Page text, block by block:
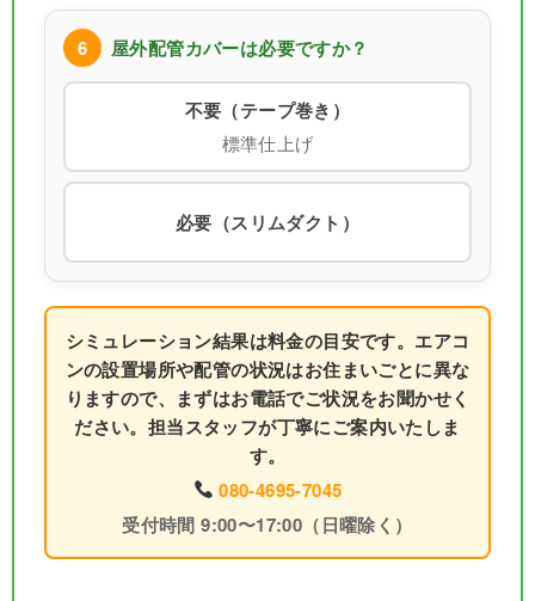
6 屋外配管カバーは必要ですか？
不要（テープ巻き）
標準仕上げ
必要（スリムダクト）
シミュレーション結果は料金の目安です。エアコ
ンの設置場所や配管の状況はお住まいごとに異な
りますので、まずはお電話でご状況をお聞かせく
ださい。担当スタッフが丁寧にご案内いたしま
す。
080-4695-7045
受付時間 9:00〜17:00（日曜除く）